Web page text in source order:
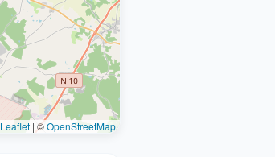
Leaflet | ©OpenStreetMap